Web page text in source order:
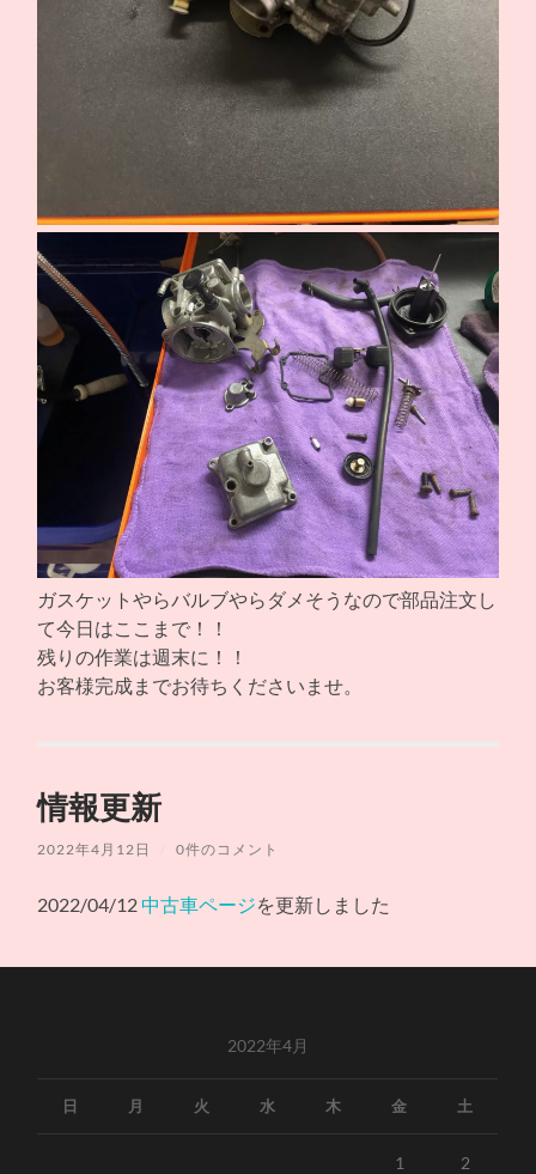
ガスケットやらバルブやらダメそうなので部品注文し
て今日はここまで！！
残りの作業は週末に！！
お客様完成までお待ちくださいませ。
情報更新
2022年4月12日 / 0件のコメント
2022/04/12中古車ページを更新しました
2022年4月
日 月 火 水 木 金 土
1 2